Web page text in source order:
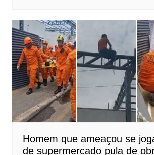
Homem que ameaçou se
de supermercado pula de